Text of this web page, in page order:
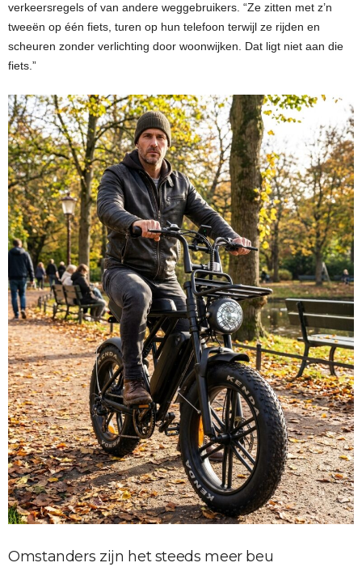
verkeersregels of van andere weggebruikers. “Ze zitten met z’n
tweeën op één fiets, turen op hun telefoon terwijl ze rijden en
scheuren zonder verlichting door woonwijken. Dat ligt niet aan die
fiets.”
Omstanders zijn het steeds meer beu